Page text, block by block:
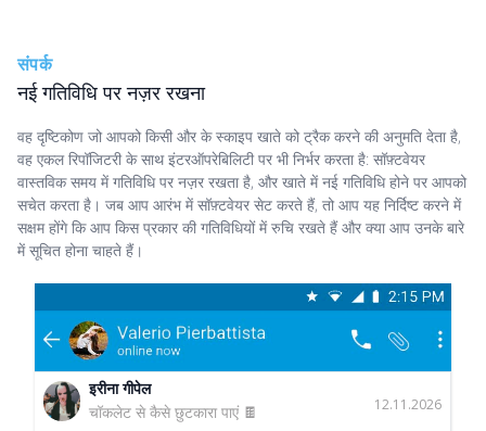
संपर्क
नई गतिविधि पर नज़र रखना
वह दृष्टिकोण जो आपको किसी और के स्काइप खाते को ट्रैक करने की अनुमति देता है,
वह एकल रिपॉजिटरी के साथ इंटरऑपरेबिलिटी पर भी निर्भर करता है: सॉफ़्टवेयर
वास्तविक समय में गतिविधि पर नज़र रखता है, और खाते में नई गतिविधि होने पर आपको
सचेत करता है। जब आप आरंभ में सॉफ़्टवेयर सेट करते हैं, तो आप यह निर्दिष्ट करने में
सक्षम होंगे कि आप किस प्रकार की गतिविधियों में रुचि रखते हैं और क्या आप उनके बारे
में सूचित होना चाहते हैं।
इरीना गीपेल
12.11.2026
चॉकलेट से कैसे छुटकारा पाएं 🍫